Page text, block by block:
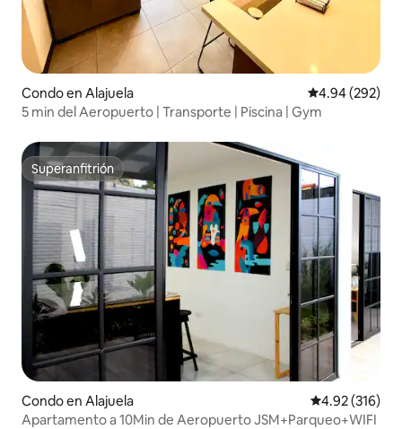
Condo en Alajuela Calificación
4.94 (292)
5 min del Aeropuerto | Transporte | Piscina | Gym
Superanfitrión
Superanfitrión
Condo en Alajuela Calificación
4.92 (316)
Apartamento a 10Min de Aeropuerto JSM+Parqueo+WIFI